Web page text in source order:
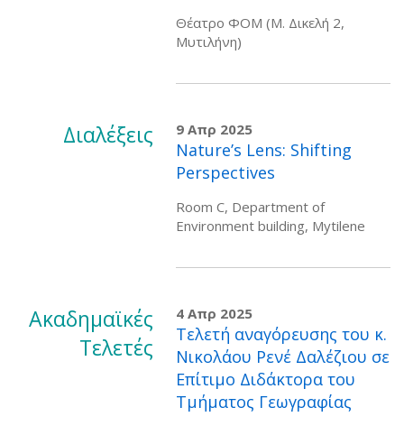
Θέατρο ΦΟΜ (Μ. Δικελή 2,
Μυτιλήνη)
Διαλέξεις 9 Απρ 2025
Nature’s Lens: Shifting
Perspectives
Room C, Department of
Environment building, Mytilene
Ακαδημαϊκές
Τελετές
4 Απρ 2025
Τελετή αναγόρευσης του κ.
Νικολάου Ρενέ Δαλέζιου σε
Επίτιμο Διδάκτορα του
Τμήματος Γεωγραφίας